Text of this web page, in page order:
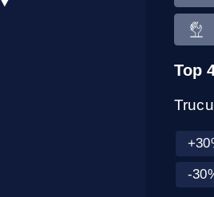
Top
-